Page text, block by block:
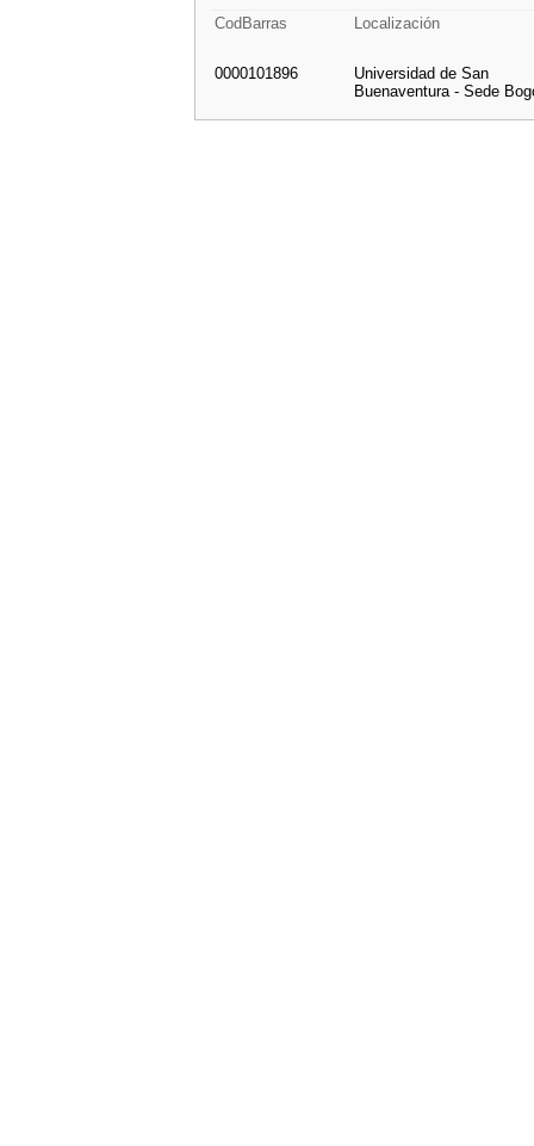
CodBarras Localización
0000101896
Universidad de San
Buenaventura - Sede